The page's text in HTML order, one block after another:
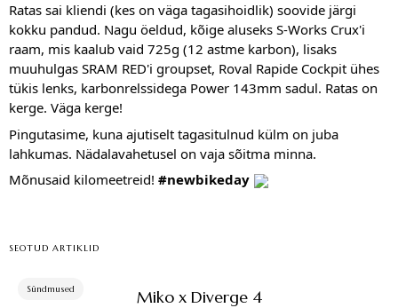
Ratas sai kliendi (kes on väga tagasihoidlik) soovide järgi
kokku pandud. Nagu öeldud, kõige aluseks S-Works Crux'i
raam, mis kaalub vaid 725g (12 astme karbon), lisaks
muuhulgas SRAM RED'i groupset, Roval Rapide Cockpit ühes
tükis lenks, karbonrelssidega Power 143mm sadul. Ratas on
kerge. Väga kerge!
Pingutasime, kuna ajutiselt tagasitulnud külm on juba
lahkumas. Nädalavahetusel on vaja sõitma minna.
Mõnusaid kilomeetreid! #newbikeday
SEOTUD ARTIKLID
Sündmused Miko x Diverge 4